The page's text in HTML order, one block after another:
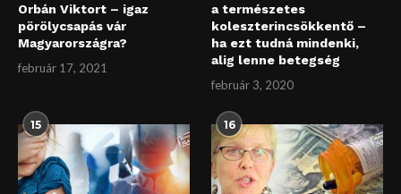
Orbán Viktort – igaz
pörölycsapás vár
Magyarországra?
február 17, 2021
a természetes
koleszterincsökkentő –
ha ezt tudná mindenki,
alig lenne betegség
február 3, 2020
15 16